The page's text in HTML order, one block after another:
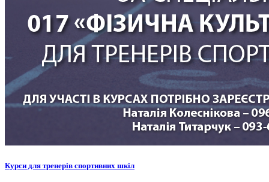
Курси для тренерів спортивних шкіл